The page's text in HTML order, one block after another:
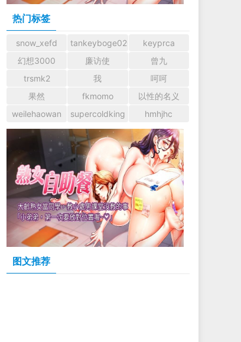
热门标签
snow_xefd tankeyboge0204
keyprca
幻想3000
廉访使
曾九
trsmk2
我
呵呵
果然
fkmomo
以性的名义
weilehaowan
supercoldking hmhjhc
图文推荐